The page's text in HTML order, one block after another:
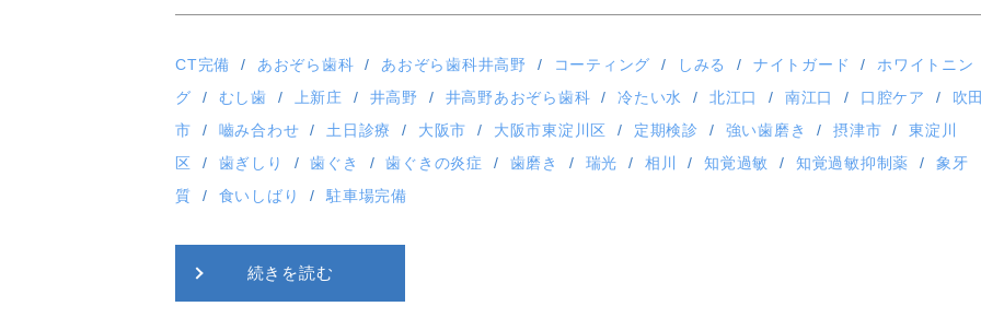
CT完備 あおぞら歯科 あおぞら歯科井高野 コーティング しみる ナイトガード
ホワイトニン
グ
むし歯 上新庄 井高野 井高野あおぞら歯科 冷たい水 北江口 南江口 口腔ケア
吹田
市
嚙み合わせ 土日診療 大阪市 大阪市東淀川区 定期検診 強い歯磨き 摂津市
東淀川
区
歯ぎしり 歯ぐき 歯ぐきの炎症 歯磨き 瑞光 相川 知覚過敏 知覚過敏抑制薬
象牙
質
食いしばり 駐車場完備
続きを読む